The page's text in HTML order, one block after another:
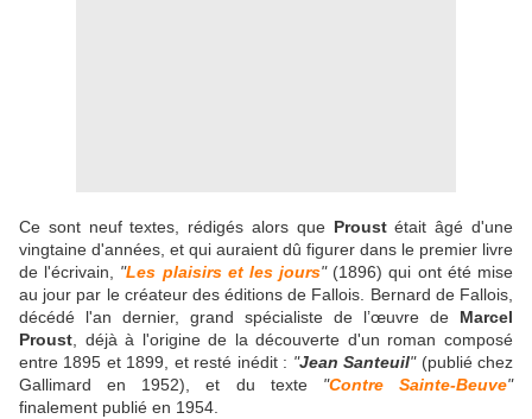
Ce sont neuf textes, rédigés alors que Proustétait âgé d'une
vingtaine d'années, et qui auraient dû figurer dans le premier livre
de l'écrivain, "Les plaisirs et les jours"(1896) qui ont été mise
au jour par le créateur des éditions de Fallois. Bernard de Fallois,
décédé l'an dernier, grand spécialiste de l’œuvre de Marcel
Proust , déjà à l'origine de la découverte d'un roman composé
entre 1895 et 1899, et resté inédit : "Jean Santeuil"(publié chez
Gallimard en 1952), et du texte "Contre Sainte-Beuve"
finalement publié en 1954.